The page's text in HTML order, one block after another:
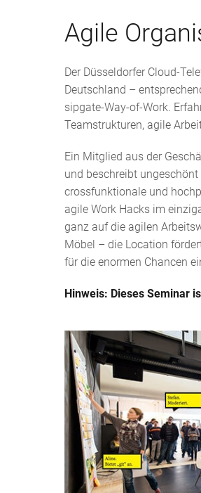
Agile
Der Düsseldorfer Cloud-
Deutschland –
sipgate-Way-of-Work.
Teamstrukturen, agile
Ein Mitglied aus der
und beschreibt
crossfunktionale und
agile Work Hacks im
ganz auf die agilen
Möbel – die Location
für die enormen Chancen
Hinweis: Dieses Seminar